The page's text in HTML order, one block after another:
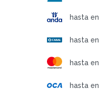
hasta en
hasta en
hasta en
hasta en